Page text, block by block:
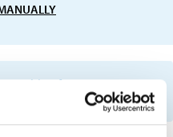
for spare
recommendations.